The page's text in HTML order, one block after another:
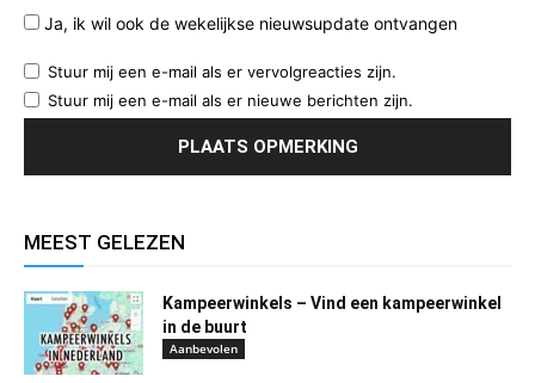
Ja, ik wil ook de wekelijkse nieuwsupdate ontvangen
Stuur mij een e-mail als er vervolgreacties zijn.
Stuur mij een e-mail als er nieuwe berichten zijn.
MEEST GELEZEN
Kampeerwinkels – Vind een kampeerwinkel
in de buurt
Aanbevolen